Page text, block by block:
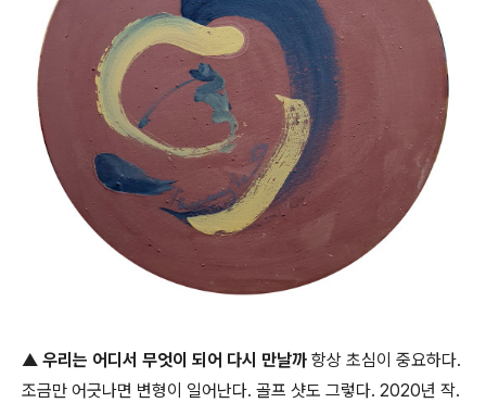
▲ 우리는 어디서 무엇이 되어 다시 만날까 항상 초심이 중요하다.
조금만 어긋나면 변형이 일어난다. 골프 샷도 그렇다. 2020년 작.